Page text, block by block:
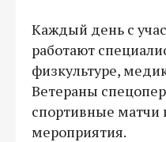
Каждый день с
работают
физкультуре,
Ветераны
спортивные матчи
мероприятия.